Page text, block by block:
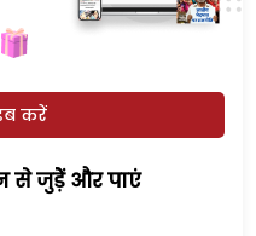
करें
से जुड़ेें और पाएं